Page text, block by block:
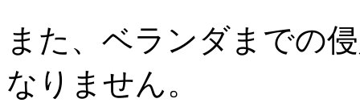
また、ベランダまでの
なりません。